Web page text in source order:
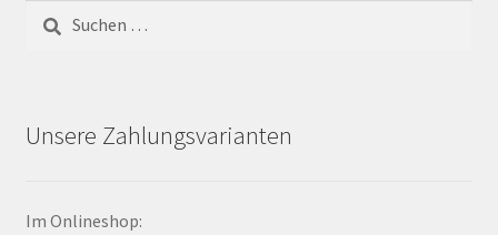
Suchen
nach:
Unsere Zahlungsvarianten
Im Onlineshop: